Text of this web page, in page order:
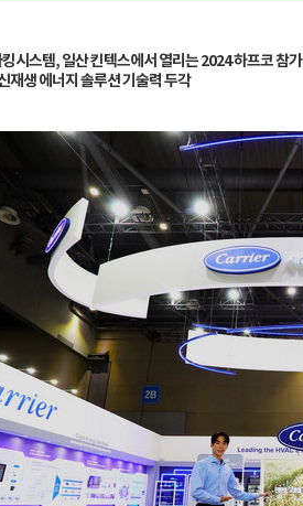
시스템, 일산 킨텍스에서 열리는 2024 하프코 참가
재생 에너지 솔루션 기술력 두각